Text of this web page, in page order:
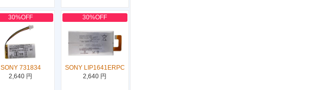
30%OFF
SONY 731834
2,640 円
30%OFF
SONY LIP1641ERPC
2,640 円